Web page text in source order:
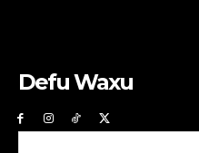
Defu Waxu